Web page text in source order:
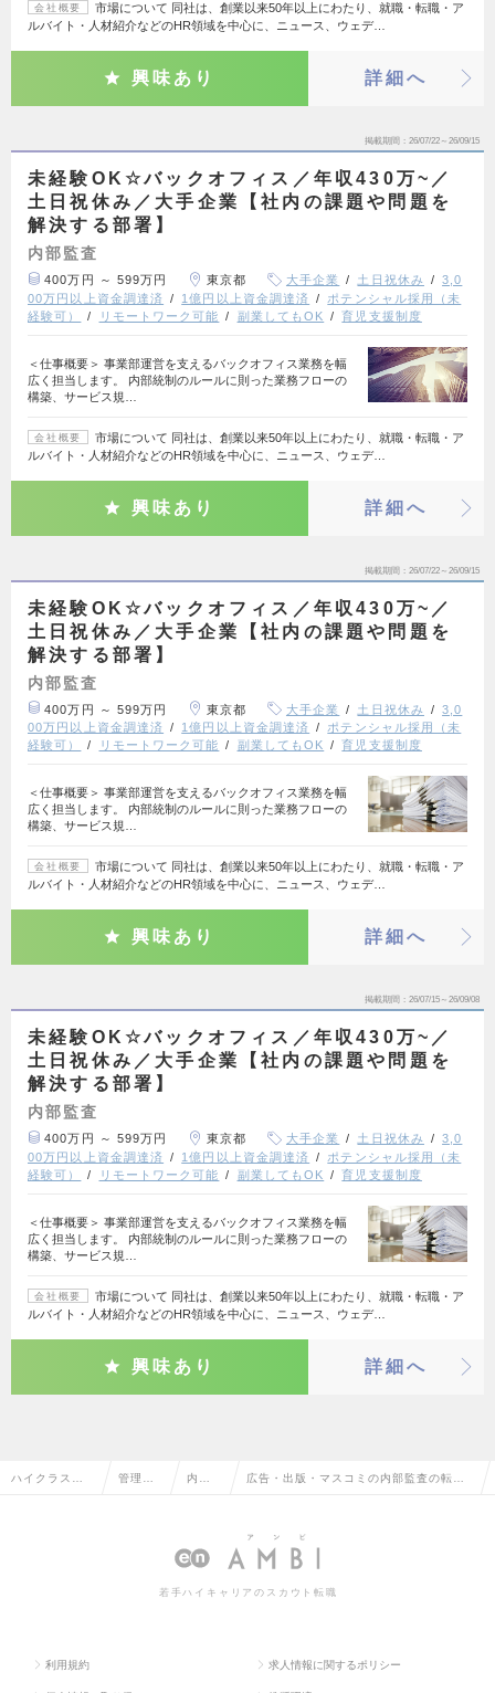
会社概要
市場について 同社は、創業以来50年以上にわたり、就職・転職・ア
ルバイト・人材紹介などのHR領域を中心に、ニュース、ウェデ…
興味あり 詳細へ
掲載期間 26/07/22～26/09/15
未経験OK☆バックオフィス／年収430万~／
土日祝休み／大手企業【社内の課題や問題を
解決する部署】
内部監査
400万円 ～ 599万円 東京都 大手企業 土日祝休み
3,0
00万円以上資金調達済
1億円以上資金調達済
ポテンシャル採用（未
経験可）
リモートワーク可能 副業してもOK 育児支援制度
＜仕事概要＞ 事業部運営を支えるバックオフィス業務を幅
広く担当します。 内部統制のルールに則った業務フローの
構築、サービス規…
会社概要
市場について 同社は、創業以来50年以上にわたり、就職・転職・ア
ルバイト・人材紹介などのHR領域を中心に、ニュース、ウェデ…
興味あり 詳細へ
掲載期間 26/07/22～26/09/15
未経験OK☆バックオフィス／年収430万~／
土日祝休み／大手企業【社内の課題や問題を
解決する部署】
内部監査
400万円 ～ 599万円 東京都 大手企業 土日祝休み
3,0
00万円以上資金調達済
1億円以上資金調達済
ポテンシャル採用（未
経験可）
リモートワーク可能 副業してもOK 育児支援制度
＜仕事概要＞ 事業部運営を支えるバックオフィス業務を幅
広く担当します。 内部統制のルールに則った業務フローの
構築、サービス規…
会社概要
市場について 同社は、創業以来50年以上にわたり、就職・転職・ア
ルバイト・人材紹介などのHR領域を中心に、ニュース、ウェデ…
興味あり 詳細へ
掲載期間 26/07/15～26/09/08
未経験OK☆バックオフィス／年収430万~／
土日祝休み／大手企業【社内の課題や問題を
解決する部署】
内部監査
400万円 ～ 599万円 東京都 大手企業 土日祝休み
3,0
00万円以上資金調達済
1億円以上資金調達済
ポテンシャル採用（未
経験可）
リモートワーク可能 副業してもOK 育児支援制度
＜仕事概要＞ 事業部運営を支えるバックオフィス業務を幅
広く担当します。 内部統制のルールに則った業務フローの
構築、サービス規…
会社概要
市場について 同社は、創業以来50年以上にわたり、就職・転職・ア
ルバイト・人材紹介などのHR領域を中心に、ニュース、ウェデ…
興味あり 詳細へ
ハイクラス求 管理部 内部監 広告・出版・マスコミの内部監査の転
若手ハイキャリアのスカウト転職
利用規約 求人情報に関するポリシー